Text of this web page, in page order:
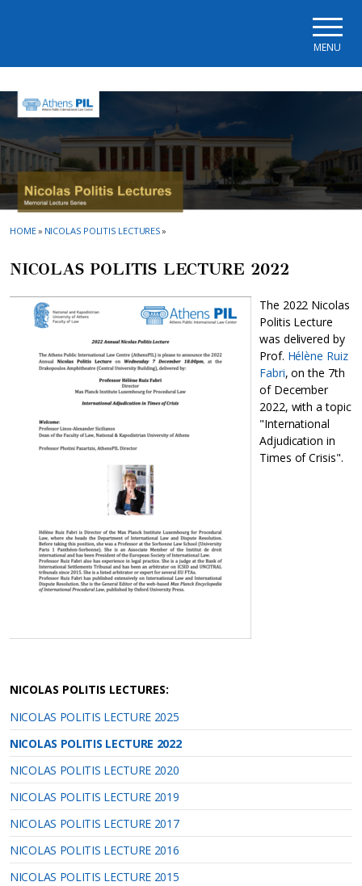
MENU
HOME» NICOLAS POLITIS LECTURES»
NICOLAS POLITIS LECTURE 2022
The 2022 Nicolas
Politis Lecture
was delivered by
Prof. Hélène Ruiz
Fabri, on the 7th
of December
2022, with a topic
"International
Adjudication in
Times of Crisis".
NICOLAS POLITIS LECTURES:
NICOLAS POLITIS LECTURE 2025
NICOLAS POLITIS LECTURE 2022
NICOLAS POLITIS LECTURE 2020
NICOLAS POLITIS LECTURE 2019
NICOLAS POLITIS LECTURE 2017
NICOLAS POLITIS LECTURE 2016
NICOLAS POLITIS LECTURE 2015